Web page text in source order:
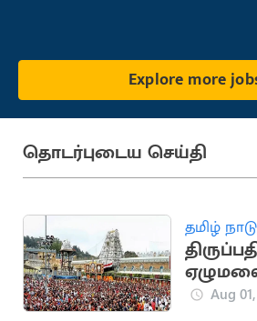
Explore more
தொடர்புடைய செய்தி
தமிழ் நாடு
Aug